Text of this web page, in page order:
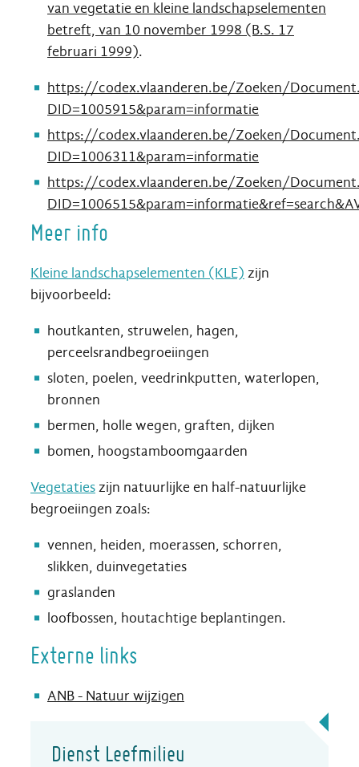
van vegetatie en kleine landschapselementen
betreft, van 10 november 1998 (B.S. 17
februari 1999).
https://codex.vlaanderen.be/Zoeken/
DID=1005915&param=informatie
https://codex.vlaanderen.be/Zoeken/
DID=1006311&param=informatie
https://codex.vlaanderen.be/Zoeken/
Meer info
Kleine landschapselementen (KLE) zijn
bijvoorbeeld:
houtkanten, struwelen, hagen,
perceelsrandbegroeiingen
sloten, poelen, veedrinkputten, waterlopen,
bronnen
bermen, holle wegen, graften, dijken
bomen, hoogstamboomgaarden
Vegetatieszijn natuurlijke en half-natuurlijke
begroeiingen zoals:
vennen, heiden, moerassen, schorren,
slikken, duinvegetaties
graslanden
loofbossen, houtachtige beplantingen.
Externe links
ANB - Natuur wijzigen
Dienst Leefmilieu